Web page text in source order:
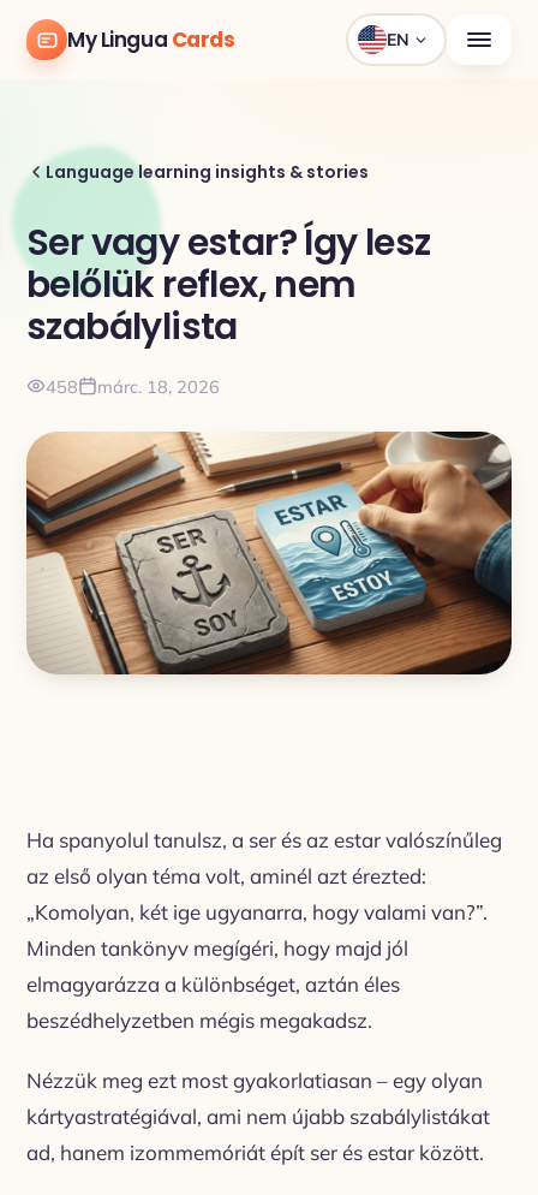
My Lingua Cards EN
Language learning insights & stories
Ser vagy estar? Így lesz
belőlük reflex, nem
szabálylista
458 márc. 18, 2026
Ha spanyolul tanulsz, a ser és az estar valószínűleg
az első olyan téma volt, aminél azt érezted:
„Komolyan, két ige ugyanarra, hogy valami van?”.
Minden tankönyv megígéri, hogy majd jól
elmagyarázza a különbséget, aztán éles
beszédhelyzetben mégis megakadsz.
Nézzük meg ezt most gyakorlatiasan – egy olyan
kártyastratégiával, ami nem újabb szabálylistákat
ad, hanem izommemóriát épít ser és estar között.